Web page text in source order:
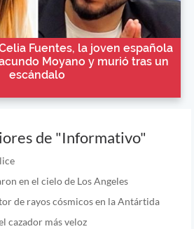
Fuentes, la joven española
Moyano y murió tras un
escándalo
de "Informativo"
en el cielo de Los Angeles
de rayos cósmicos en la Antártida
cazador más veloz